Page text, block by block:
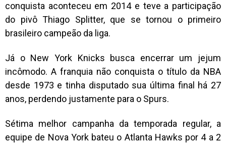
conquista aconteceu em 2014 e teve a participação
do pivô Thiago Splitter, que se tornou o primeiro
brasileiro campeão da liga.
Já o New York Knicks busca encerrar um jejum
incômodo. A franquia não conquista o título da NBA
desde 1973 e tinha disputado sua última final há 27
anos, perdendo justamente para o Spurs.
Sétima melhor campanha da temporada regular, a
equipe de Nova York bateu o Atlanta Hawks por 4 a 2